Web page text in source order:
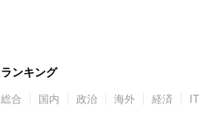
ランキング
総合 国内 政治 海外 経済 IT